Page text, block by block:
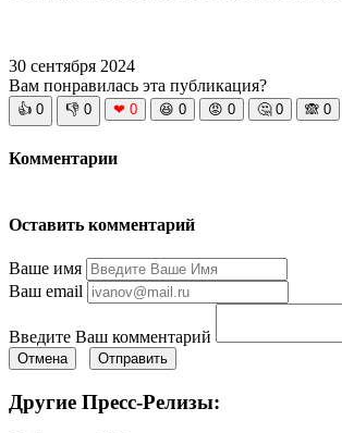
30 сентября 2024
Вам понравилась эта публикация?
👍 0 👎 0 ❤ 0 😆 0 😡 0 🤔 0 🙈 0
Комментарии
Оставить комментарий
Ваше имя
Ваш email
Введите Ваш комментарий
Отмена Отправить
Другие Пресс-Релизы: